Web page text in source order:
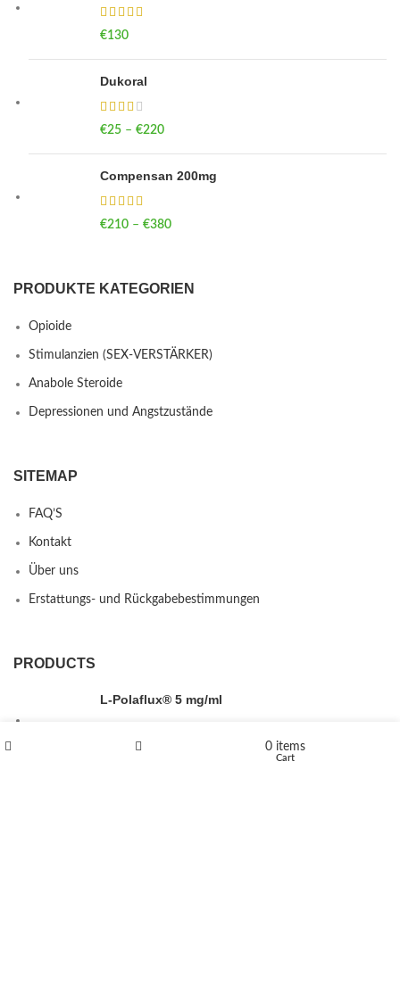
€130
Dukoral
€25 – €220
Compensan 200mg
€210 – €380
PRODUKTE KATEGORIEN
Opioide
Stimulanzien (SEX-VERSTÄRKER)
Anabole Steroide
Depressionen und Angstzustände
SITEMAP
FAQ’S
Kontakt
Über uns
Erstattungs- und Rückgabebestimmungen
PRODUCTS
L-Polaflux® 5 mg/ml
0 items
Cart